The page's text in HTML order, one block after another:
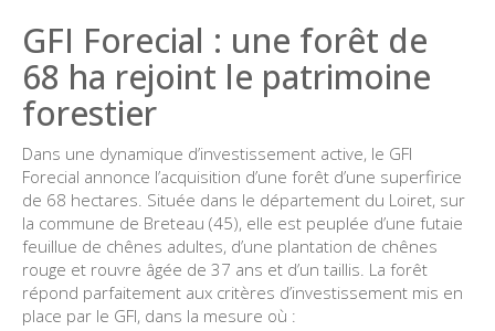
GFI Forecial : une forêt de
68 ha rejoint le patrimoine
forestier
Dans une dynamique d’investissement active, le GFI
Forecial annonce l’acquisition d’une forêt d’une superfirice
de 68 hectares. Située dans le département du Loiret, sur
la commune de Breteau (45), elle est peuplée d’une futaie
feuillue de chênes adultes, d’une plantation de chênes
rouge et rouvre âgée de 37 ans et d’un taillis. La forêt
répond parfaitement aux critères d’investissement mis en
place par le GFI, dans la mesure où :